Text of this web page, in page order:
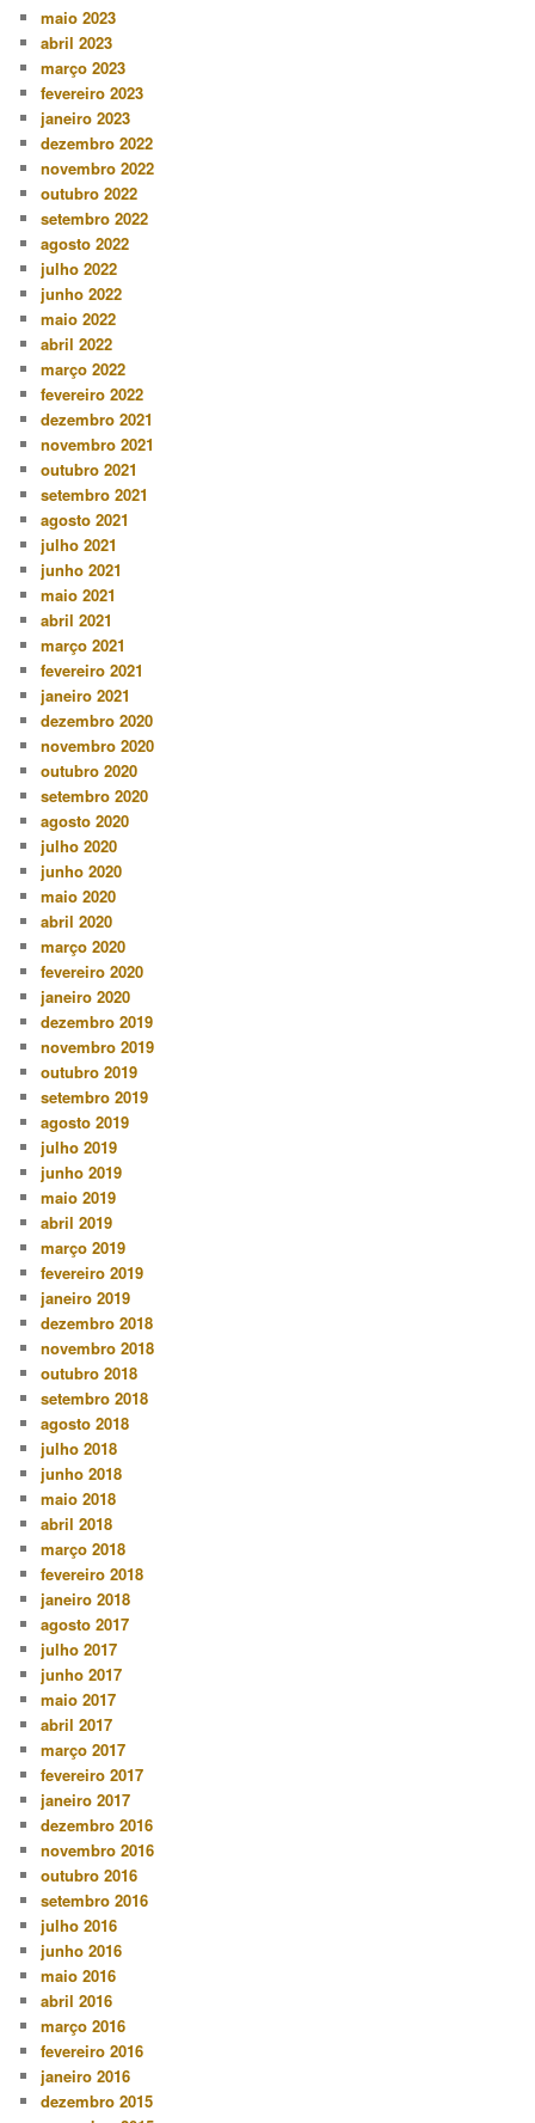
maio 2023
abril 2023
março 2023
fevereiro 2023
janeiro 2023
dezembro 2022
novembro 2022
outubro 2022
setembro 2022
agosto 2022
julho 2022
junho 2022
maio 2022
abril 2022
março 2022
fevereiro 2022
dezembro 2021
novembro 2021
outubro 2021
setembro 2021
agosto 2021
julho 2021
junho 2021
maio 2021
abril 2021
março 2021
fevereiro 2021
janeiro 2021
dezembro 2020
novembro 2020
outubro 2020
setembro 2020
agosto 2020
julho 2020
junho 2020
maio 2020
abril 2020
março 2020
fevereiro 2020
janeiro 2020
dezembro 2019
novembro 2019
outubro 2019
setembro 2019
agosto 2019
julho 2019
junho 2019
maio 2019
abril 2019
março 2019
fevereiro 2019
janeiro 2019
dezembro 2018
novembro 2018
outubro 2018
setembro 2018
agosto 2018
julho 2018
junho 2018
maio 2018
abril 2018
março 2018
fevereiro 2018
janeiro 2018
agosto 2017
julho 2017
junho 2017
maio 2017
abril 2017
março 2017
fevereiro 2017
janeiro 2017
dezembro 2016
novembro 2016
outubro 2016
setembro 2016
julho 2016
junho 2016
maio 2016
abril 2016
março 2016
fevereiro 2016
janeiro 2016
dezembro 2015